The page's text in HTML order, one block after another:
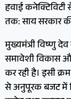
हवाई
तक: साय सरकार
मुख्यमंत्री विष्णु
समावेशी विकास
कर रही है। इसी
से अनुपूरक बजट में